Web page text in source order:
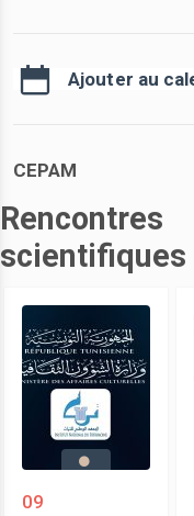
Ajouter au
CEPAM
Rencontres
scientifiques
09